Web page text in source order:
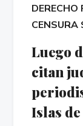
DERECHO
CENSURA
Luego
citan
Islas